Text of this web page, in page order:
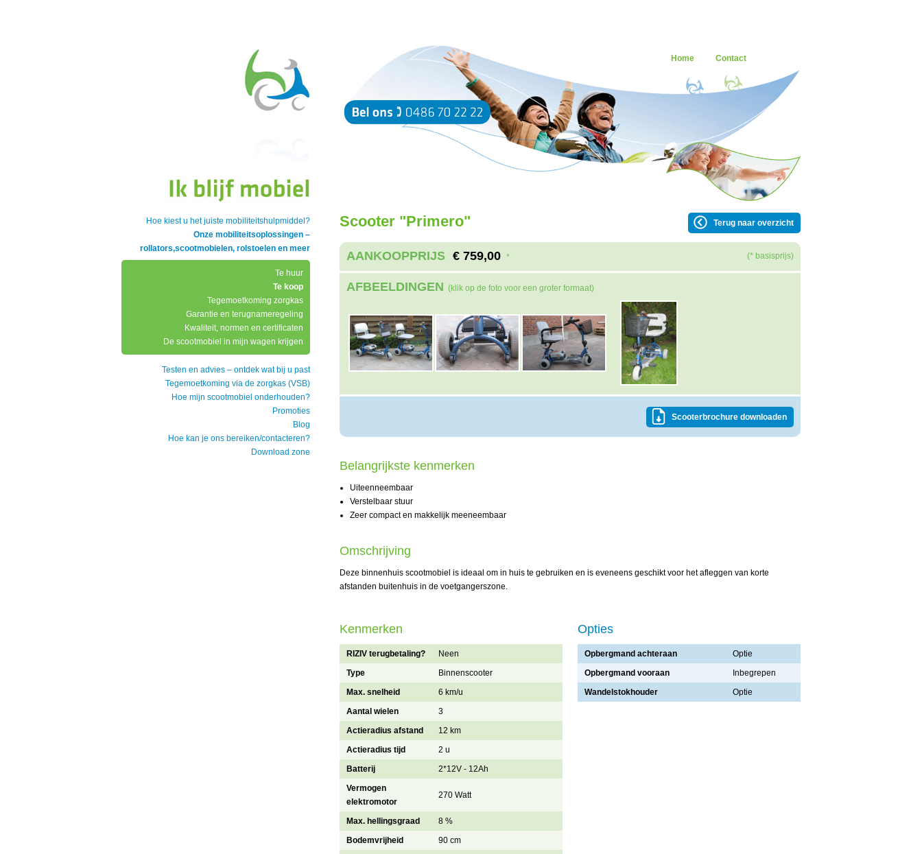
Hoe kiest u het juiste mobiliteitshulpmiddel?
Onze mobiliteitsoplossingen –
rollators,scootmobielen, rolstoelen en meer
Te huur
Te koop
Tegemoetkoming zorgkas
Garantie en terugnameregeling
Kwaliteit, normen en certificaten
De scootmobiel in mijn wagen krijgen
Testen en advies – ontdek wat bij u past
Tegemoetkoming via de zorgkas (VSB)
Hoe mijn scootmobiel onderhouden?
Promoties
Blog
Hoe kan je ons bereiken/contacteren?
Download zone
Home Contact
Scooter "Primero" Terug naar overzicht
AANKOOPPRIJS € 759,00 * (* basisprijs)
AFBEELDINGEN (klik op de foto voor een groter formaat)
Scooterbrochure downloaden
Belangrijkste kenmerken
Uiteenneembaar
Verstelbaar stuur
Zeer compact en makkelijk meeneembaar
Omschrijving
Deze binnenhuis scootmobiel is ideaal om in huis te gebruiken en is eveneens geschikt voor het afleggen van korte
afstanden buitenhuis in de voetgangerszone.
Kenmerken
RIZIV terugbetaling?
Neen
Type
Binnenscooter
Max. snelheid
6 km/u
Aantal wielen
3
Actieradius afstand
12 km
Actieradius tijd
2 u
Batterij
2*12V - 12Ah
Vermogen
elektromotor
270 Watt
Max. hellingsgraad
8 %
Bodemvrijheid
90 cm
Opties
Opbergmand achteraan
Optie
Opbergmand vooraan
Inbegrepen
Wandelstokhouder
Optie